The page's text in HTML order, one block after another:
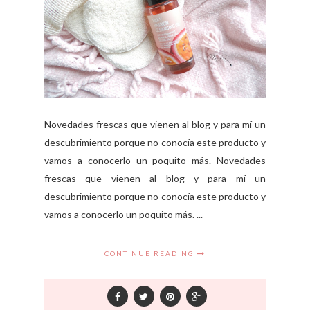
Novedades frescas que vienen al blog y para mí un
descubrimiento porque no conocía este producto y
vamos a conocerlo un poquito más. Novedades
frescas que vienen al blog y para mí un
descubrimiento porque no conocía este producto y
vamos a conocerlo un poquito más. ...
CONTINUE READING